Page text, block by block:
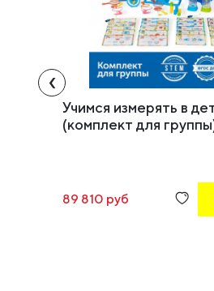
Учимся измерять в
(комплект для
89 810 руб
‹